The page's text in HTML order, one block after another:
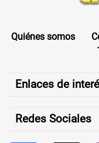
Quiénes somos
Enlaces de
Redes Sociales